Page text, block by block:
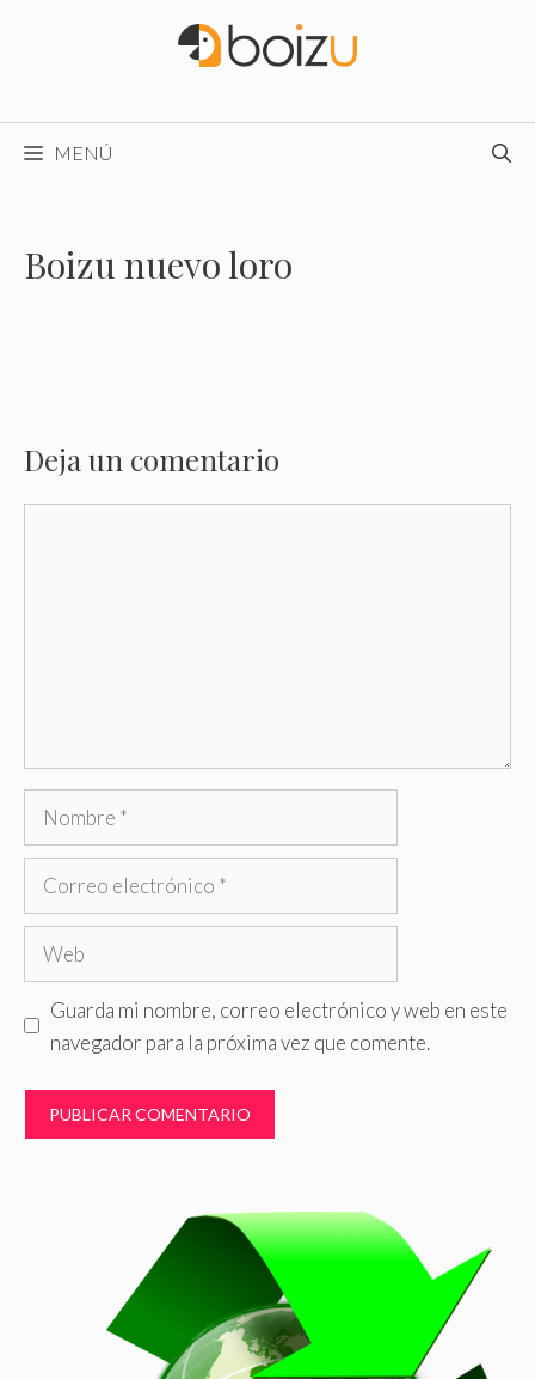
MENÚ
Boizu nuevo loro
Deja un comentario
Nombre
Correo
Web
Guarda mi nombre, correo electrónico y web en este
navegador para la próxima vez que comente.